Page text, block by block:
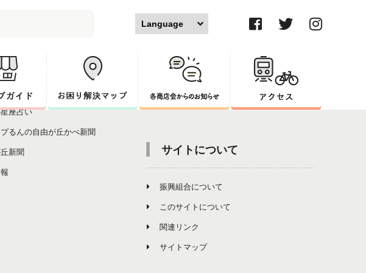
の皆様へお知らせ
会からのお知らせ
座占い
るんの自由が丘かべ新聞
新聞
ブログ
セザンジュブログ
丘ばちプロジェクト
サイトについて
振興組合について
このサイトについて
関連リンク
サイトマップ